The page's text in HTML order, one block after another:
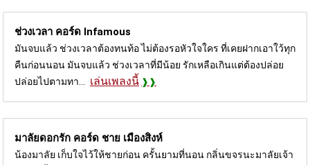
ช่วงเวลา คอร์ด Infamous
มันจบแล้ว ช่วงเวลาต้องทนท้อ ไม่ต้องรอหัวใจใคร ที่เคยฝากเอาใว้ทุก
คืนก่อนนอน มันจบแล้ว ช่วงเวลาที่มีน้อย รักเหลือเกินแต่ต้องปล่อย
ปล่อยไปตามทา...
เล่นเพลงนี้
มาลัยดอกรัก คอร์ด ชาย เมืองสิงห์
น้องมาลัย เก็บใจไว้ให้ชายก่อน ครั้นยามที่นอน กลิ่นขจรนะมาลัยเจ้า